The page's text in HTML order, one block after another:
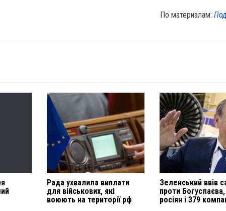
По материалам:
Рада ухвалила виплати
для військових, які
воюють на території рф
Зеленський ввів
проти
росіян і 379